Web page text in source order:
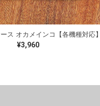
ス オカメインコ【各機種対応】
¥3,960